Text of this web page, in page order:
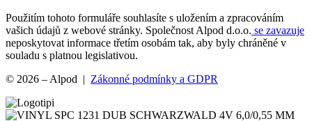
Použitím tohoto formuláře souhlasíte s uložením a zpracováním
vašich údajů z webové stránky. Společnost Alpod d.o.o. se zavazuje
neposkytovat informace třetím osobám tak, aby byly chráněné v
souladu s platnou legislativou.
© 2026 – Alpod | Zákonné podmínky a GDPR